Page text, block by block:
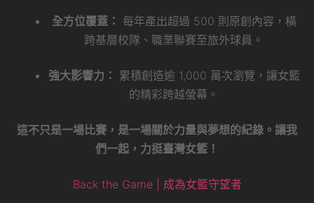
全方位覆蓋： 每年產出超過 500 則原創內容，橫
跨基層校隊、職業聯賽至旅外球員。
強大影響力：
累積創造逾 1,000 萬次瀏覽，讓女籃
的精彩跨越螢幕。
這不只是一場比賽，是一場關於力量與夢想的紀錄。讓我
們一起，力挺臺灣女籃！
Back the Game | 成為女籃守望者